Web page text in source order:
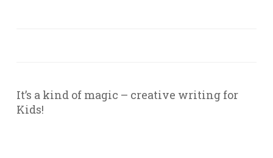
It’s a kind of magic – creative writing for
Kids!